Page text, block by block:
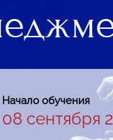
Начало обучения
08 сентября